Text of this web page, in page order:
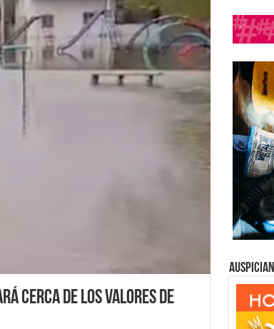
cerca de los valores de
Auspician